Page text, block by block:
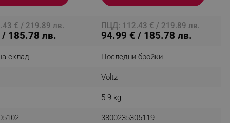
€ / 219.89 лв.
185.78 лв.
ПЦД: 112.43 € / 219.89 лв.
94.99 € / 185.78 лв.
склад Последни бройки
Voltz
5.9 kg
3800235305119
is asked for web push
is a test user and can
related cookies and local
specific data for
specific data for